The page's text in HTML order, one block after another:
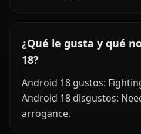
¿Qué le gusta y qué
18?
Android 18 gustos:
Android 18 disgustos:
arrogance.